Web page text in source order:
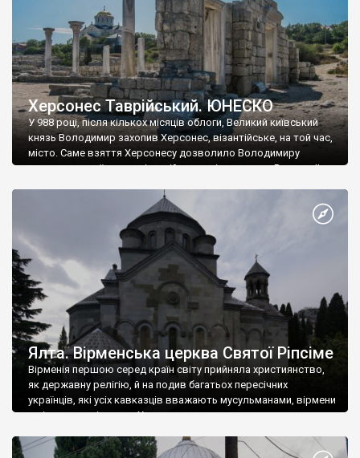
Херсонес Таврійський. ЮНЕСКО
У 988 році, після кількох місяців облоги, Великий київський
князь Володимир захопив Херсонес, візантійське, на той час,
місто. Саме взяття Херсонесу дозволило Володимиру
диктувати свої умови візантійському імператору Василю ІІ, та
Херсонесі Володимир-язичник, став Василем-християнином.
А потім було Хрещення Русі. На честь Херсонесу Таврійського
Ялта. Вірменська церква Святої Ріпсіме
Вірменія першою серед країн світу прийняла християнство,
як державну релігію, й на подив багатьох пересічних
українців, які усіх кавказців вважають мусульманами, вірмени
є відданими вірянами Христа